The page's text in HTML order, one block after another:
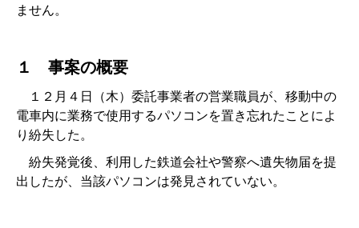
ません。
１ 事案の概要
１２月４日（木）委託事業者の営業職員が、移動中の
電車内に業務で使用するパソコンを置き忘れたことによ
り紛失した。
紛失発覚後、利用した鉄道会社や警察へ遺失物届を提
出したが、当該パソコンは発見されていない。